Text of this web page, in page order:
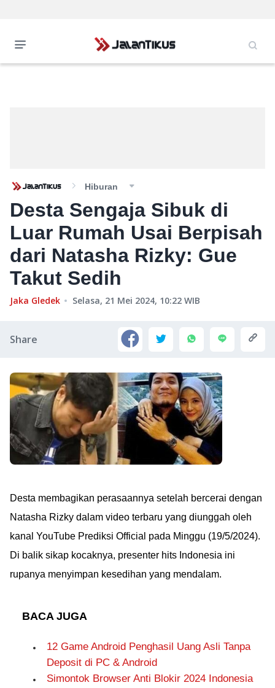
Hiburan
Desta Sengaja Sibuk di
Luar Rumah Usai Berpisah
dari Natasha Rizky: Gue
Takut Sedih
Jaka Gledek Selasa, 21 Mei 2024, 10:22 WIB
Share
Desta membagikan perasaannya setelah bercerai dengan
Natasha Rizky dalam video terbaru yang diunggah oleh
kanal YouTube Prediksi Official pada Minggu (19/5/2024).
Di balik sikap kocaknya, presenter hits Indonesia ini
rupanya menyimpan kesedihan yang mendalam.
BACA JUGA
12 Game Android Penghasil Uang Asli Tanpa
Deposit di PC & Android
Simontok Browser Anti Blokir 2024 Indonesia